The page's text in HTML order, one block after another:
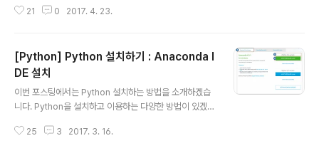
pyder나 Junpyter Notebook 사용법 소개하면서 이
더라도 다시 소개해봅니다. - (1) 파이썬 식별자 (Python I
dentifier) - (2) 파이썬 키워드 (Python Keywords) -
(3) 줄 들여쓰기 (Lines and Indentation) - (4) 복수 줄
선언문 (Multi-Line Statements) - (5) 파이썬 인용 (Q
uotation in Python with ha..
21 0 2017. 4. 23.
[Python] Python 설치하기 : Anaconda I
DE 설치
이번 포스팅에서는 Python 설치하는 방법을 소개하겠습
니다. Python을 설치하고 이용하는 다양한 방법이 있겠습
기준으로만 소개를 해보겠습니다. 제 주위 Python 사용자
25 3 2017. 3. 16.